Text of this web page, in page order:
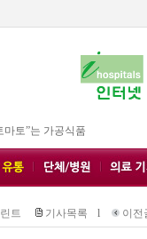
마토”는 가공식품
트 기사목록 l 이전